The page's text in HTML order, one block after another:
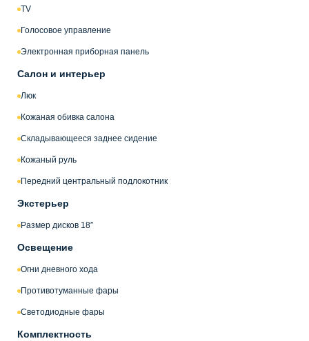
TV
Голосовое управление
Электронная приборная панель
Салон и интерьер
Люк
Кожаная обивка салона
Складывающееся заднее сидение
Кожаный руль
Передний центральный подлокотник
Экстерьер
Размер дисков 18″
Освещение
Огни дневного хода
Противотуманные фары
Светодиодные фары
Комплектность